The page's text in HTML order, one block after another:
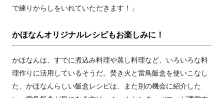
で練りからしをいれていただきます！」
かほなんオリジナルレシピもお楽しみに！
かほなんは、すでに煮込み料理や蒸し料理など、いろいろな料
理作りに活用しているそうだ。焚き火と雷鳥飯盒を使いこなし
た、かほなんらしい飯盒レシピは、また別の機会に紹介した